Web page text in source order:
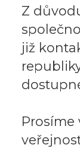
Z
již
Prosíme